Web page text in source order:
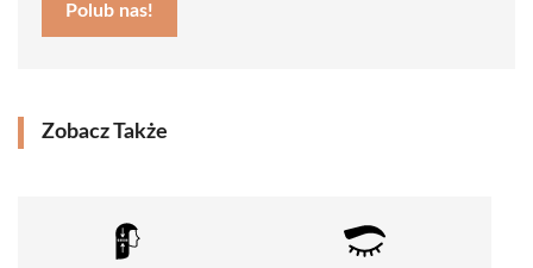
Polub nas!
Zobacz Także